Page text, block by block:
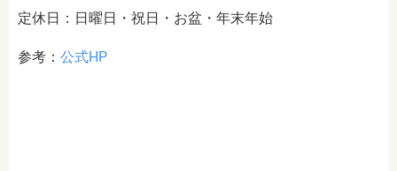
定休日：日曜日・祝日・お盆・年末年始
参考： 公式HP